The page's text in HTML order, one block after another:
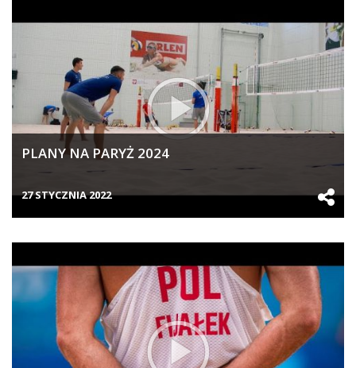
PLANY NA PARYŻ 2024
27 STYCZNIA 2022